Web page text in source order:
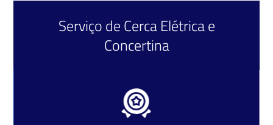
Serviço deCerca Elétricae
Concertina